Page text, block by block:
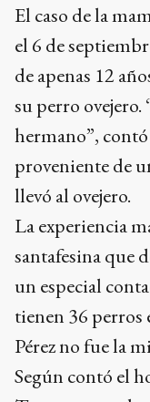
El caso de la
el 6 de
de apenas 12
su perro ovejero.
hermano”,
proveniente de
llevó al ovejero.
La experiencia
santafesina que
un especial
tienen 36 perros
Pérez no fue la
Según contó el